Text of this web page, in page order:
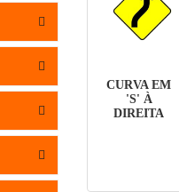
CURVA EM
'S' À
DIREITA